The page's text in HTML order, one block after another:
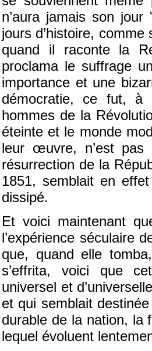
n’aura jamais son jour
jours d’histoire,
quand il raconte la
proclama le suffrage
importance et une
démocratie, ce fut, à
hommes de la
éteinte et le monde
leur œuvre, n’est
résurrection de la
1851, semblait en
dissipé.
Et voici maintenant
l’expérience séculaire
que, quand elle
s’effrita, voici que
universel et
et qui semblait
durable de la nation, la
lequel évoluent